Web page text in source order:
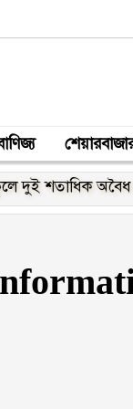
অবৈধ অভিবাসী